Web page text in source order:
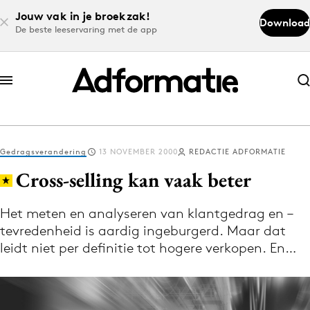
Jouw vak in je broekzak!
De beste leeservaring met de app
Download
Abonneer nu
Abonneer nu
Log in
Download de app
Volg het laatste nieuws via de Adformatie
Nieuws app
Gedragsverandering 13 NOVEMBER 2000 REDACTIE ADFORMATIE
Cross-selling kan vaak beter
Het meten en analyseren van klantgedrag en –
tevredenheid is aardig ingeburgerd. Maar dat
leidt niet per definitie tot hogere verkopen. En…